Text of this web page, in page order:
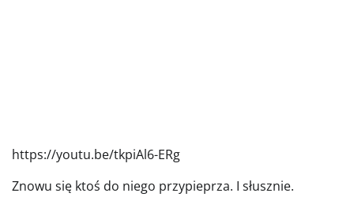
https://youtu.be/tkpiAl6-ERg
Znowu się ktoś do niego przypieprza. I słusznie.